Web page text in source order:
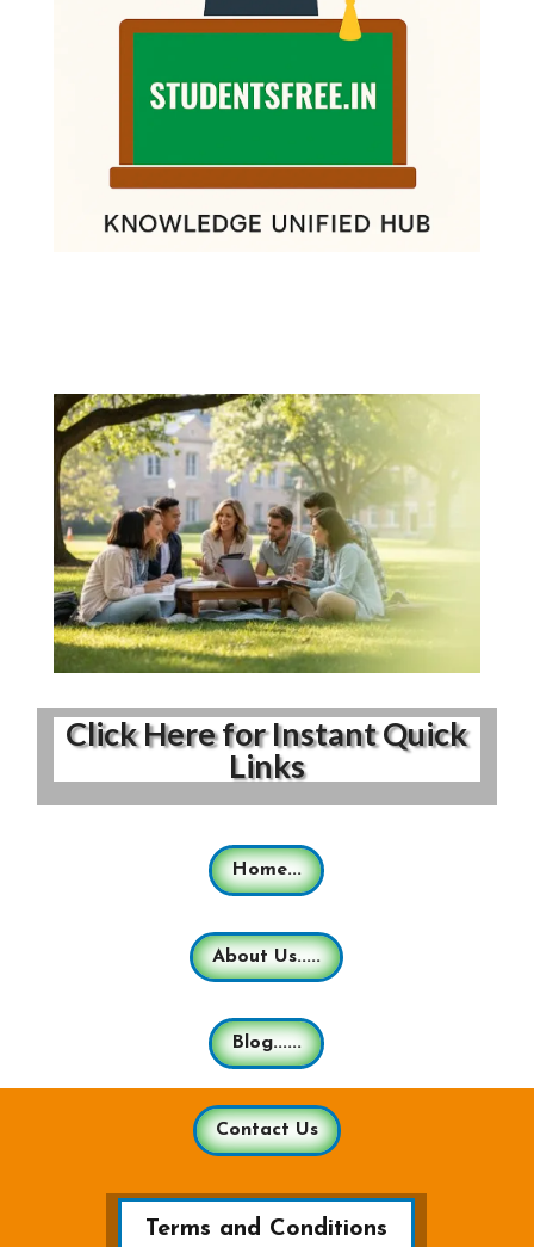
Click Here for Instant Quick
Links
Home...
About Us.....
Blog......
Contact Us
Terms and Conditions